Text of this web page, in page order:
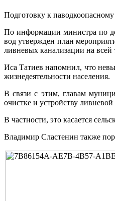
Подготовку к
По информации министра по
вод утвержден план
ливневых канализации на всей
Иса Татиев напомнил, что
жизнедеятельности населения.
В связи с этим, главам
очистке и устройству
В частности, это касается
Владимир Сластенин также